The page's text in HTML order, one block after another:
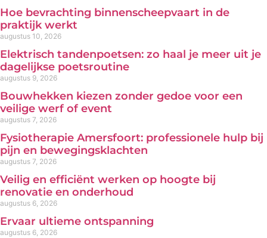
Hoe bevrachting binnenscheepvaart in de
praktijk werkt
augustus 10, 2026
Elektrisch tandenpoetsen: zo haal je meer uit je
dagelijkse poetsroutine
augustus 9, 2026
Bouwhekken kiezen zonder gedoe voor een
veilige werf of event
augustus 7, 2026
Fysiotherapie Amersfoort: professionele hulp bij
pijn en bewegingsklachten
augustus 7, 2026
Veilig en efficiënt werken op hoogte bij
renovatie en onderhoud
augustus 6, 2026
Ervaar ultieme ontspanning
augustus 6, 2026